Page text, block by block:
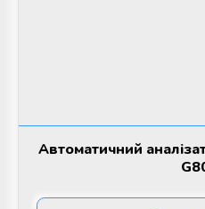
Автоматичний